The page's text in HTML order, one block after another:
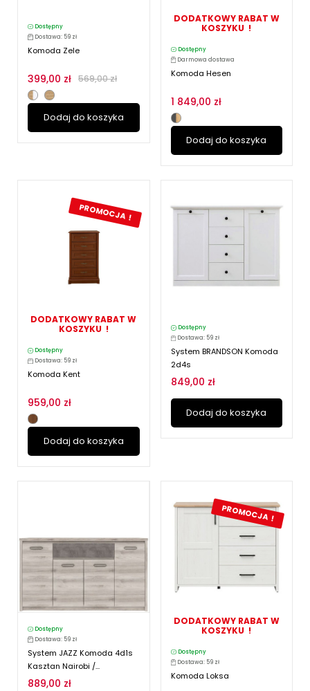
Dostępny
Dostawa: 59 zł
Komoda Zele
399,00 zł 569,00 zł
Dodaj do koszyka
DODATKOWY RABAT W
KOSZYKU !
Dostępny
Darmowa dostawa
Komoda Hesen
1 849,00 zł
Dodaj do koszyka
PROMOCJA !
DODATKOWY RABAT W
KOSZYKU !
Dostępny
Dostawa: 59 zł
Komoda Kent
959,00 zł
Dodaj do koszyka
Dostępny
Dostawa: 59 zł
System BRANDSON Komoda
2d4s
849,00 zł
Dodaj do koszyka
Dostępny
Dostawa: 59 zł
System JAZZ Komoda 4d1s
Kasztan Nairobi /...
889,00 zł
PROMOCJA !
DODATKOWY RABAT W
KOSZYKU !
Dostępny
Dostawa: 59 zł
Komoda Loksa